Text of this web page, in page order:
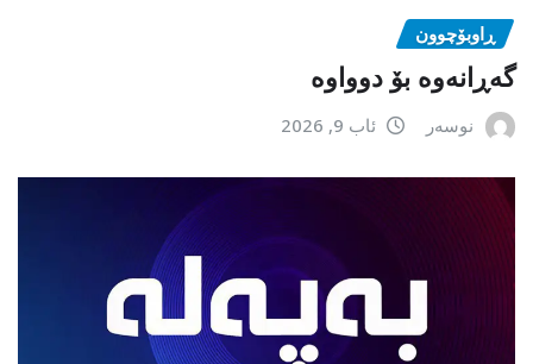
ڕاوبۆچوون
گەڕانەوە بۆ دوواوە
نوسەر ئاب 9, 2026